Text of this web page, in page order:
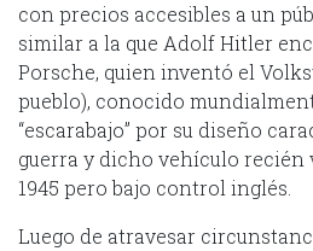
con precios accesibles a un
similar a la que Adolf Hitler
Porsche, quien inventó el
pueblo), conocido
“escarabajo” por su diseño
guerra y dicho vehículo recién
1945 pero bajo control inglés.
Luego de atravesar